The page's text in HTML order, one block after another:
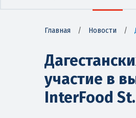
Главная / Новости /
участие в
InterFood